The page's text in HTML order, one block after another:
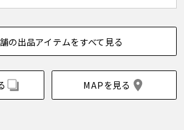
の出品アイテムをすべて見る
MAPを見る